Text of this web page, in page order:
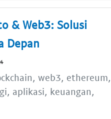
& Web3: Solusi
Depan
web3, ethereum,
aplikasi, keuangan,